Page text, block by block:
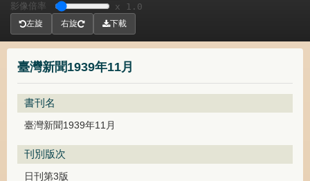
臺灣新聞1939年11月
書刊名
臺灣新聞1939年11月
刊別版次
日刊第3版
影像倍率
x 1.0
左旋 右旋 下載